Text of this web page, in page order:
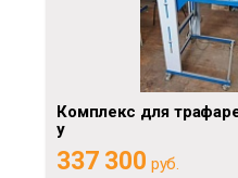
Комплекс для
у
337 300 руб.